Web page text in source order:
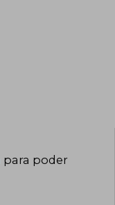
para poder